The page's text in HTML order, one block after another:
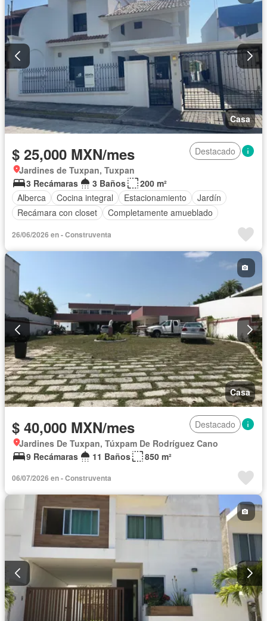
Casa
$ 25,000 MXN/mes
Destacado
Jardines de Tuxpan, Tuxpan
3 Recámaras
3 Baños
200 m²
Alberca
Cocina integral Estacionamiento
Jardín
Recámara con closet
Completamente amueblado
26/06/2026 en - Construventa
Casa
$ 40,000 MXN/mes
Destacado
Jardines De Tuxpan, Túxpam De Rodríguez Cano
9 Recámaras
11 Baños 850 m²
06/07/2026 en - Construventa